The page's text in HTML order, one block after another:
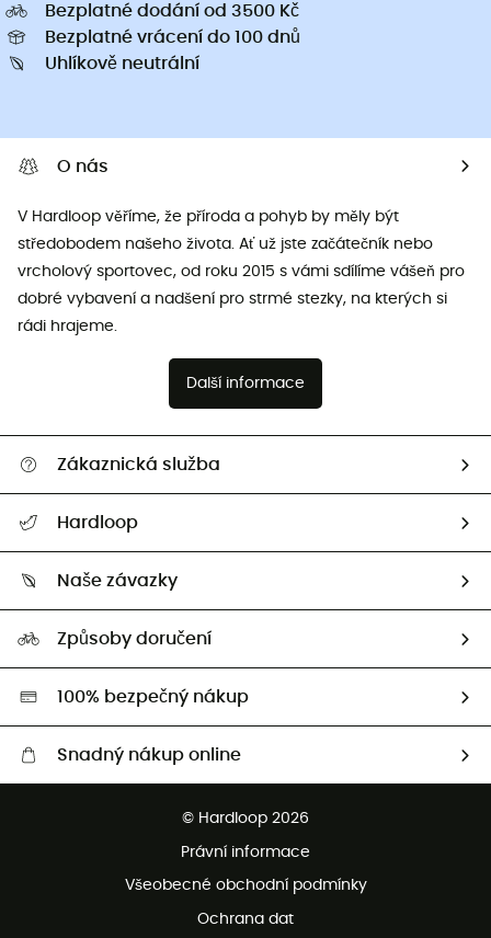
Bezplatné dodání od 3500 Kč
Bezplatné vrácení do 100 dnů
Uhlíkově neutrální
O nás
V Hardloop věříme, že příroda a pohyb by měly být
středobodem našeho života. Ať už jste začátečník nebo
vrcholový sportovec, od roku 2015 s vámi sdílíme vášeň pro
dobré vybavení a nadšení pro strmé stezky, na kterých si
rádi hrajeme.
Další informace
Zákaznická služba
Vrácení zboží a peněz
Hardloop
Naši Ambasadoři
Naše závazky
HardGreen
Způsoby doručení
100% bezpečný nákup
Snadný nákup online
Bezplatná zákaznická služba
© Hardloop 2026
Právní informace
Všeobecné obchodní podmínky
Ochrana dat